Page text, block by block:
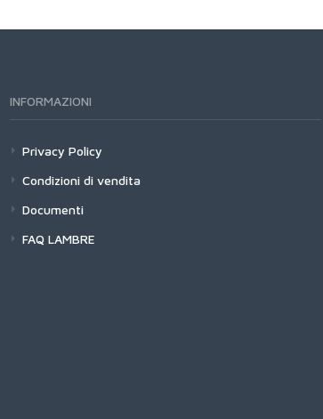
INFORMAZIONI
Privacy Policy
Condizioni di vendita
Documenti
FAQ LAMBRE